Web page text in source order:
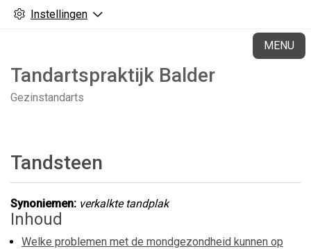
Instellingen
MENU
Tandartspraktijk Balder
Gezinstandarts
Tandsteen
Synoniemen: verkalkte tandplak
Inhoud
Welke problemen met de mondgezondheid kunnen op